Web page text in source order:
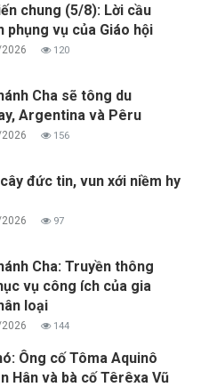
chung (5/8): Lời cầu
phụng vụ của Giáo hội
120
Cha sẽ tông du
Argentina và Pêru
156
đức tin, vun xới niềm hy
97
Cha: Truyền thông
vụ công ích của gia
loại
144
Ông cố Tôma Aquinô
Hân và bà cố Têrêxa Vũ